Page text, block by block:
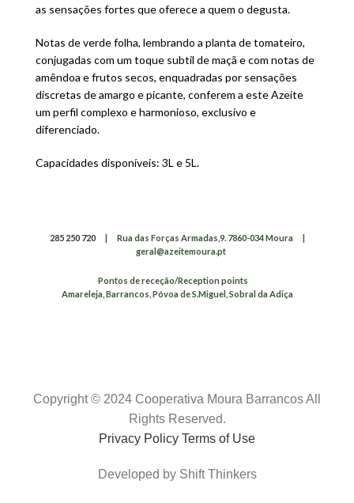
as sensações fortes que oferece a quem o degusta.
Notas de verde folha, lembrando a planta de tomateiro,
conjugadas com um toque subtil de maçã e com notas de
amêndoa e frutos secos, enquadradas por sensações
discretas de amargo e picante, conferem a este Azeite
um perfil complexo e harmonioso, exclusivo e
diferenciado.
Capacidades disponíveis: 3L e 5L.
285 250 720 Rua das Forças Armadas,9. 7860-034 Moura
geral@azeitemoura.pt
Pontos de receção/Reception points
Amareleja, Barrancos, Póvoa de S.Miguel, Sobral da Adiça
Copyright © 2024 Cooperativa Moura Barrancos All
Rights Reserved.
Privacy Policy Terms of Use
Developed by Shift Thinkers